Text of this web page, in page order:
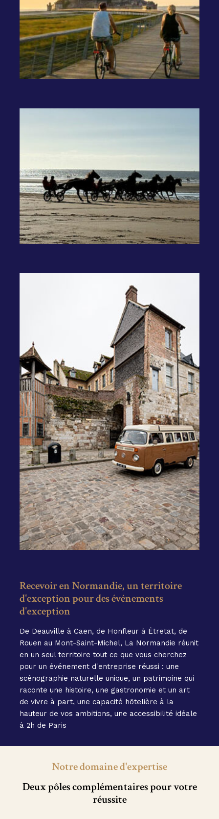
Recevoir en Normandie, un territoire
d'exception pour des événements
d'exception
De Deauville à Caen, de Honfleur à Étretat, de
Rouen au Mont-Saint-Michel, La Normandie réunit
en un seul territoire tout ce que vous cherchez
pour un événement d'entreprise réussi : une
scénographie naturelle unique, un patrimoine qui
raconte une histoire, une gastronomie et un art
de vivre à part, une capacité hôtelière à la
hauteur de vos ambitions, une accessibilité idéale
à 2h de Paris
Notre domaine d'expertise
Deux pôles complémentaires pour votre
réussite